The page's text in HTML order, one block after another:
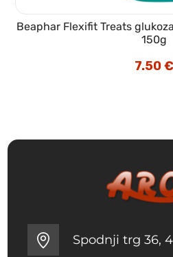
Beaphar Flexifit Treats
150g
7.50€
Spodnji trg 36,